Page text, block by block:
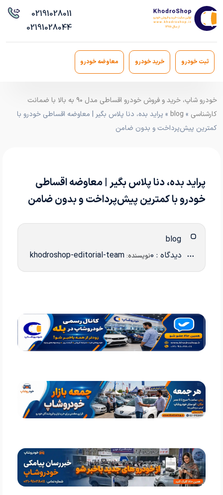
02191028011
02191028044
ثبت خودرو خرید خودرو معاوضه خودرو
خودرو شاپ، خرید و فروش خودرو اقساطی مدل ۹۰ به بالا با ضمانت
کارشناسی »
blog » پراید بده، دنا پلاس بگیر | معاوضه اقساطی خودرو با
کمترین پیش‌پرداخت و بدون ضامن
پراید بده، دنا پلاس بگیر | معاوضه اقساطی
خودرو با کمترین پیش‌پرداخت و بدون ضامن
دیدگاه : 0 نویسنده: khodroshop-editorial-team